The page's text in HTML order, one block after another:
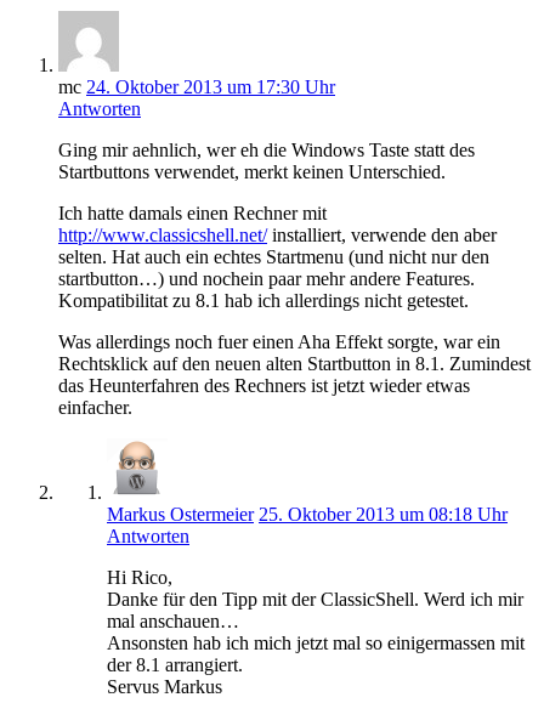
mc 24. Oktober 2013 um 17:30 Uhr
Antworten
Ging mir aehnlich, wer eh die Windows Taste statt des
Startbuttons verwendet, merkt keinen Unterschied.
Ich hatte damals einen Rechner mit
http://www.classicshell.net/installiert, verwende den aber
selten. Hat auch ein echtes Startmenu (und nicht nur den
startbutton…) und nochein paar mehr andere Features.
Kompatibilitat zu 8.1 hab ich allerdings nicht getestet.
Was allerdings noch fuer einen Aha Effekt sorgte, war ein
Rechtsklick auf den neuen alten Startbutton in 8.1. Zumindest
das Heunterfahren des Rechners ist jetzt wieder etwas
einfacher.
Markus Ostermeier 25. Oktober 2013 um 08:18 Uhr
Antworten
Hi Rico,
Danke für den Tipp mit der ClassicShell. Werd ich mir
mal anschauen…
Ansonsten hab ich mich jetzt mal so einigermassen mit
der 8.1 arrangiert.
Servus Markus